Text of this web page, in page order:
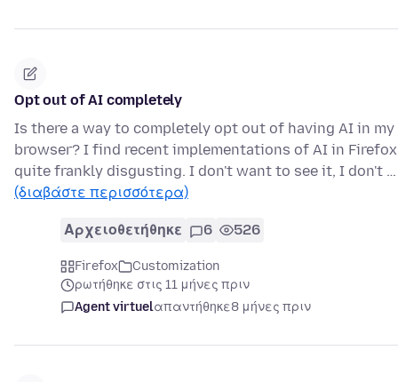
Opt out of AI completely
Is there a way to completely opt out of having AI in my
browser? I find recent implementations of AI in Firefox
quite frankly disgusting. I don't want to see it, I don't …
(διαβάστε περισσότερα)
Αρχειοθετήθηκε 6 526
Firefox
Customization
ρωτήθηκε στις 11 μήνες πριν
Agent virtuelαπαντήθηκε8 μήνες πριν